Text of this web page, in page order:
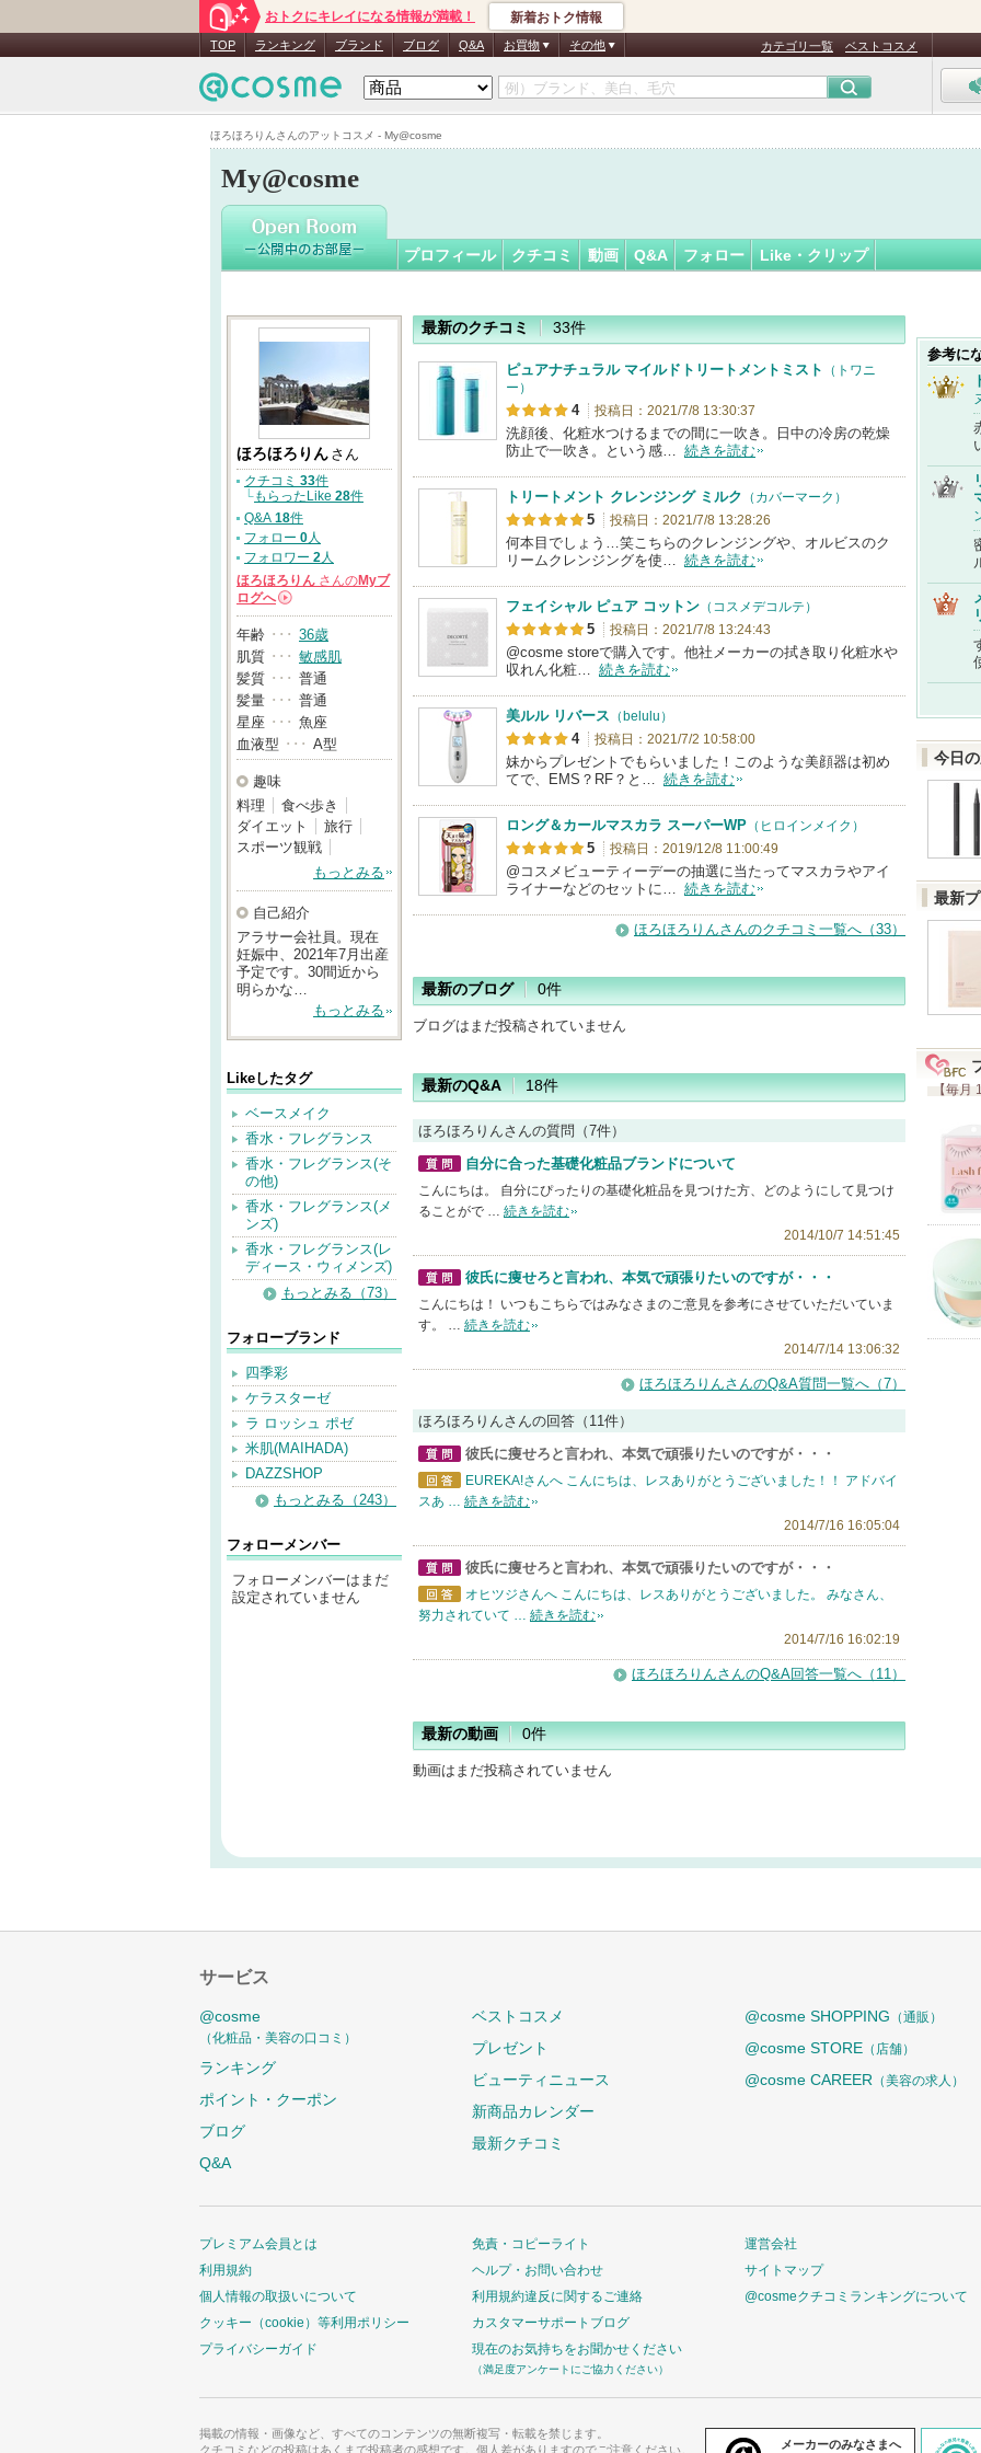
ほろほろりんさんのアットコスメ - My@cosme
おトクにキレイになる情報が満載！ 新着おトク情報
TOP ランキング ブランド ブログ Q&A お買物 その他 カテゴリ一覧 ベストコスメ
My@cosme
ほろほろりんさん
プロフィール クチコミ 動画 Q&A フォロー Like・クリップ
ほろほろりん さん
クチコミ 33件
└もらったLike 28件
Q&A 18件
フォロー 0人
フォロワー 2人
ほろほろりん さんのMyブ
ログへ
→
年齢 ･･･ 36歳
肌質 ･･･ 敏感肌
髪質 ･･･ 普通
髪量 ･･･ 普通
星座 ･･･ 魚座
血液型 ･･･ A型
趣味
料理
食べ歩き
ダイエット
旅行
スポーツ観戦
もっとみる
自己紹介
アラサー会社員。現在
妊娠中、2021年7月出産
予定です。30間近から
明らかな…
もっとみる
Likeしたタグ
ベースメイク
香水・フレグランス
香水・フレグランス(そ
の他)
香水・フレグランス(メ
ンズ)
香水・フレグランス(レ
ディース・ウィメンズ)
もっとみる（73）
フォローブランド
四季彩
ケラスターゼ
ラ ロッシュ ポゼ
米肌(MAIHADA)
DAZZSHOP
もっとみる（243）
フォローメンバー
フォローメンバーはまだ
設定されていません
最新のクチコミ 33件
ピュアナチュラル マイルドトリートメントミスト
（トワニ
ー）
4 投稿日：2021/7/8 13:30:37
洗顔後、化粧水つけるまでの間に一吹き。日中の冷房の乾燥
防止で一吹き。という感… 続きを読む
トリートメント クレンジング ミルク （カバーマーク）
5 投稿日：2021/7/8 13:28:26
何本目でしょう…笑こちらのクレンジングや、オルビスのク
リームクレンジングを使… 続きを読む
フェイシャル ピュア コットン （コスメデコルテ）
5 投稿日：2021/7/8 13:24:43
@cosme storeで購入です。他社メーカーの拭き取り化粧水や
収れん化粧… 続きを読む
美ルル リバース （belulu）
4 投稿日：2021/7/2 10:58:00
妹からプレゼントでもらいました！このような美顔器は初め
てで、EMS？RF？と… 続きを読む
ロング＆カールマスカラ スーパーWP （ヒロインメイク）
5 投稿日：2019/12/8 11:00:49
@コスメビューティーデーの抽選に当たってマスカラやアイ
ライナーなどのセットに… 続きを読む
ほろほろりんさんのクチコミ一覧へ（33）
最新のブログ 0件
ブログはまだ投稿されていません
最新のQ&A 18件
ほろほろりんさんの質問（7件）
質問
自分に合った基礎化粧品ブランドについて
こんにちは。 自分にぴったりの基礎化粧品を見つけた方、どのようにして見つけ
ることがで … 続きを読む
2014/10/7 14:51:45
質問
彼氏に痩せろと言われ、本気で頑張りたいのですが・・・
こんにちは！ いつもこちらではみなさまのご意見を参考にさせていただいていま
す。 … 続きを読む
2014/7/14 13:06:32
ほろほろりんさんのQ&A質問一覧へ（7）
ほろほろりんさんの回答（11件）
質問
彼氏に痩せろと言われ、本気で頑張りたいのですが・・・
回答
EUREKA!さんへ こんにちは、レスありがとうございました！！ アドバイ
スあ … 続きを読む
2014/7/16 16:05:04
質問
彼氏に痩せろと言われ、本気で頑張りたいのですが・・・
回答
オヒツジさんへ こんにちは、レスありがとうございました。 みなさん、
努力されていて … 続きを読む
2014/7/16 16:02:19
ほろほろりんさんのQ&A回答一覧へ（11）
最新の動画 0件
動画はまだ投稿されていません
参考に
今日
最新
【毎月
サービス
@cosme
（化粧品・美容の口コミ）
ランキング
ポイント・クーポン
ブログ
Q&A
ベストコスメ
プレゼント
ビューティニュース
新商品カレンダー
最新クチコミ
@cosme SHOPPING （通販）
@cosme STORE （店舗）
@cosme CAREER （美容の求人）
プレミアム会員とは
利用規約
個人情報の取扱いについて
クッキー（cookie）等利用ポリシー
プライバシーガイド
免責・コピーライト
ヘルプ・お問い合わせ
利用規約違反に関するご連絡
カスタマーサポートブログ
現在のお気持ちをお聞かせください
（満足度アンケートにご協力ください）
運営会社
サイトマップ
@cosmeクチコミランキングについて
掲載の情報・画像など、すべてのコンテンツの無断複写・転載を禁じます。
クチコミなどの投稿はあくまで投稿者の感想です。個人差がありますのでご注意ください。
メーカーのみなさまへ